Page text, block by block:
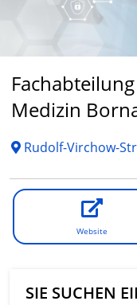
Medizin
Rudolf-Virchow-
Website
SIE SUCHEN